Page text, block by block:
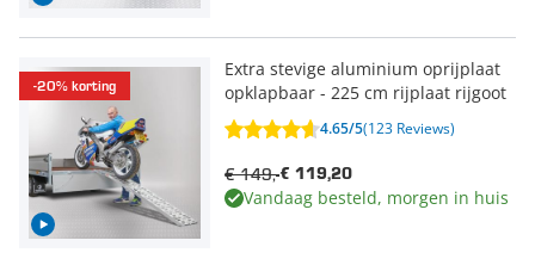
-20% korting
Extra stevige aluminium oprijplaat
opklapbaar - 225 cm rijplaat rijgoot
4.65/5(123 Reviews)
€ 119,20
€ 149,-
Vandaag besteld, morgen in huis